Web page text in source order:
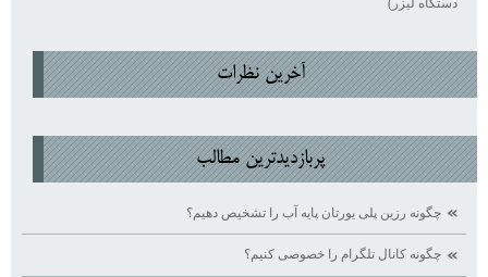
آخرين نظرات
پربازديدترين مطالب
چگونه رزین پلی یورتان پایه آب را تشخیص دهیم؟
چگونه کانال تلگرام را خصوصی کنیم؟